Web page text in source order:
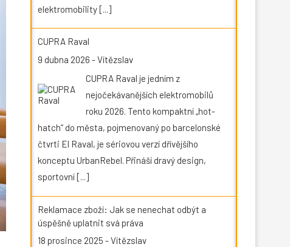
elektromobility[...]
CUPRA Raval
9 dubna 2026 -Vítězslav
CUPRA Raval je jedním z
nejočekávanějších elektromobilů
roku 2026. Tento kompaktní „hot-
hatch“ do města, pojmenovaný po barcelonské
čtvrti El Raval, je sériovou verzí dřívějšího
konceptu UrbanRebel. Přináší dravý design,
sportovní [...]
Reklamace zboží: Jak se nenechat odbýt a
úspěšně uplatnit svá práva
18 prosince 2025 -Vítězslav